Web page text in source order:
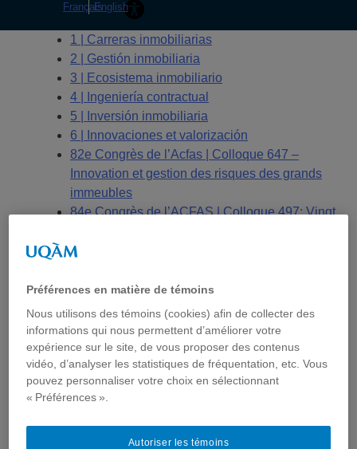
FrançaisEnglish
1 | Carreras inmobiliarias
2 | Gestión inmobiliaria
3 | Ecosistema inmobiliario
4 | Ingeniería contractual
5 | Inversión inmobiliaria
6 | Innovaciones et valorización
82e Congrès de l’Acfas | Colloque 647 –
Innovation et gestion des risques des grands
immeubles
84e Congrès de l’ACFAS | Colloque 497: Vingt
redéfinition des frontières de l’immobilier?
pratiques innovantes et durables en immobilier
ACFAS 2016 | 20 años de desarrollo del
conocimiento en el sector inmobiliario
Ahlem Hajjem
Andrée De Serres, LL.L., MBA, Ph.D.
Artículos
Asociado principal
Benoit Lefebvre, Ph.D.
Préférences en matière de témoins
Nous utilisons des témoins (cookies) afin de collecter des
informations qui nous permettent d’améliorer votre
expérience sur le site, de vous proposer des contenus
vidéo, d’analyser les statistiques de fréquentation, etc. Vous
pouvez personnaliser votre choix en sélectionnant
« Préférences ».
Autoriser les témoins